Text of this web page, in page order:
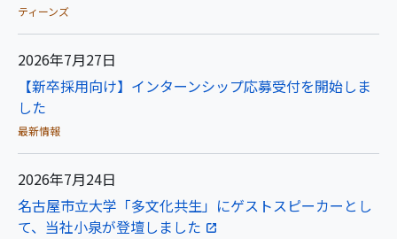
ティーンズ
2026年7月27日
【新卒採用向け】インターンシップ応募受付を開始しま
した
最新情報
2026年7月24日
名古屋市立大学「多文化共生」にゲストスピーカーとし
て、当社小泉が登壇しました